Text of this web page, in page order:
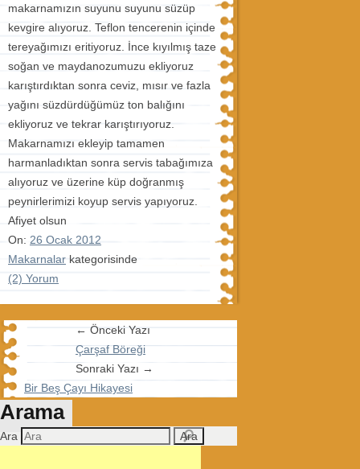
makarnamızın suyunu suyunu süzüp
kevgire alıyoruz. Teflon tencerenin içinde
tereyağımızı eritiyoruz. İnce kıyılmış taze
soğan ve maydanozumuzu ekliyoruz
karıştırdıktan sonra ceviz, mısır ve fazla
yağını süzdürdüğümüz ton balığını
ekliyoruz ve tekrar karıştırıyoruz.
Makarnamızı ekleyip tamamen
harmanladıktan sonra servis tabağımıza
alıyoruz ve üzerine küp doğranmış
peynirlerimizi koyup servis yapıyoruz.
Afiyet olsun
On: 26 Ocak 2012
Makarnalar kategorisinde
(2) Yorum
← Önceki Yazı
Çarşaf Böreği
Sonraki Yazı →
Bir Beş Çayı Hikayesi
Arama
Ara